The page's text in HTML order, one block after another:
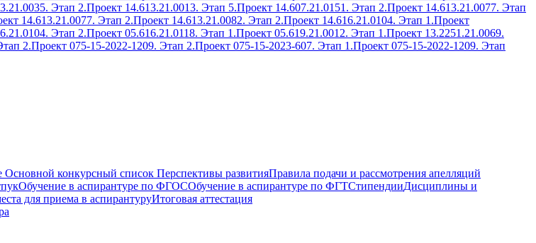
Этап 2.Проект 14.613.21.0013. Этап 5.Проект 14.607.21.0151. Этап 2.Проект 14.613.21.0077. Этап
14.613.21.0077. Этап 2.Проект 14.613.21.0082. Этап 2.Проект 14.616.21.0104. Этап 1.Проект
Этап 2.Проект 05.616.21.0118. Этап 1.Проект 05.619.21.0012. Этап 1.Проект 13.2251.21.0069.
2.Проект 075-15-2022-1209. Этап 2.Проект 075-15-2023-607. Этап 1.Проект 075-15-2022-1209. Этап
Основной конкурсный список Перспективы развитияПравила подачи и рассмотрения апелляций
Обучение в аспирантуре по ФГОСОбучение в аспирантуре по ФГТСтипендииДисциплины и
для приема в аспирантуруИтоговая аттестация